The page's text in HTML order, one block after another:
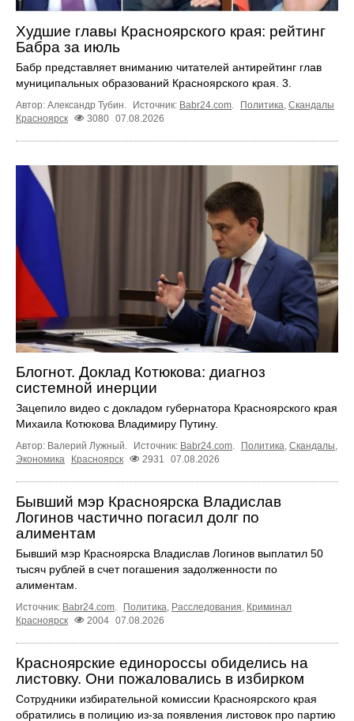
Худшие главы Красноярского края: рейтинг
Бабра за июль
Бабр представляет вниманию читателей антирейтинг глав
муниципальных образований Красноярского края. 3.
Автор: Александр Тубин. Источник: Babr24.com Политика Скандалы
Красноярск
3080 07.08.2026
Блогнот. Доклад Котюкова: диагноз
системной инерции
Зацепило видео с докладом губернатора Красноярского края
Михаила Котюкова Владимиру Путину.
Автор: Валерий Лужный. Источник: Babr24.com Политика Скандалы
Экономика
Красноярск 2931 07.08.2026
Бывший мэр Красноярска Владислав
Логинов частично погасил долг по
алиментам
Бывший мэр Красноярска Владислав Логинов выплатил 50
тысяч рублей в счет погашения задолженности по
алиментам.
Источник: Babr24.com Политика Расследования Криминал
Красноярск
2004 07.08.2026
Красноярские единороссы обиделись на
листовку. Они пожаловались в избирком
Сотрудники избирательной комиссии Красноярского края
обратились в полицию из-за появления листовок про партию